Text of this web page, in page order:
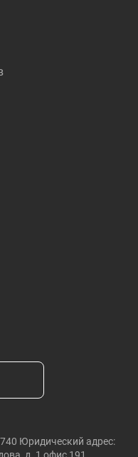
Юридический адрес: